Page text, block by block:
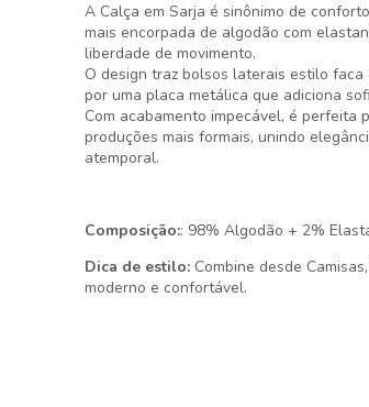
A Calça em Sarja é sinônimo de
mais encorpada de algodão com
liberdade de movimento.
O design traz bolsos laterais estilo
por uma placa metálica que adiciona
Com acabamento impecável, é
produções mais formais, unindo
atemporal.
Composição:: 98% Algodão + 2%
Dica de estilo: Combine desde
moderno e confortável.